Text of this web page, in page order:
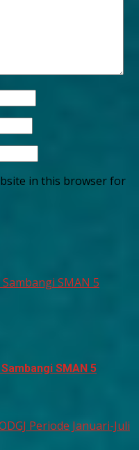
in this browser for
SMAN 5
SMAN 5
Periode Januari-Juli